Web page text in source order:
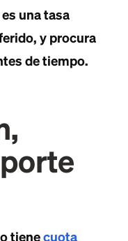
una tasa
y procura
de tiempo.
tienecuota